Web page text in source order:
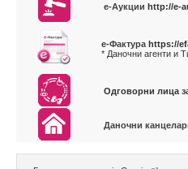
е-Аукции http://e-
е-Фактура https://
* Даночни агенти и
Одговорни лица
Даночни